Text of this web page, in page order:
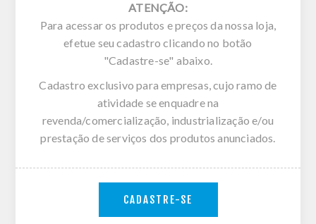
ATENÇÃO:
Para acessar os produtos e preços da nossa loja,
efetue seu cadastro clicando no botão
"Cadastre-se" abaixo.
Cadastro exclusivo para empresas, cujo ramo de
atividade se enquadre na
revenda/comercialização, industrialização e/ou
prestação de serviços dos produtos anunciados.
CADASTRE-SE